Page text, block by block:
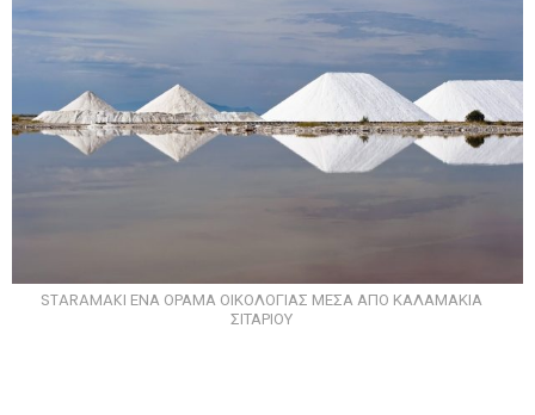
STARAMAKI ΕΝΑ ΟΡΑΜΑ ΟΙΚΟΛΟΓΙΑΣ ΜΕΣΑ ΑΠΟ ΚΑΛΑΜΑΚΙΑ
ΣΙΤΑΡΙΟΥ